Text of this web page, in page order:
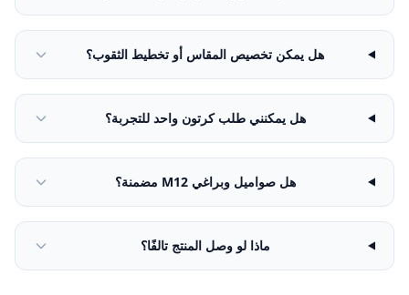
هل يمكن تخصيص المقاس أو تخطيط الثقوب؟
هل يمكنني طلب كرتون واحد للتجربة؟
هل صواميل وبراغي M12 مضمنة؟
ماذا لو وصل المنتج تالفًا؟